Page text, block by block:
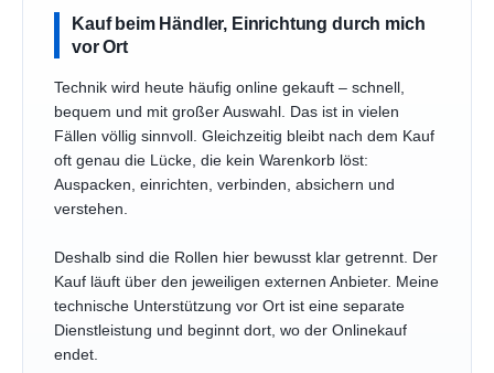
Kauf beim Händler, Einrichtung durch mich
vor Ort
Technik wird heute häufig online gekauft – schnell,
bequem und mit großer Auswahl. Das ist in vielen
Fällen völlig sinnvoll. Gleichzeitig bleibt nach dem Kauf
oft genau die Lücke, die kein Warenkorb löst:
Auspacken, einrichten, verbinden, absichern und
verstehen.
Deshalb sind die Rollen hier bewusst klar getrennt. Der
Kauf läuft über den jeweiligen externen Anbieter. Meine
technische Unterstützung vor Ort ist eine separate
Dienstleistung und beginnt dort, wo der Onlinekauf
endet.